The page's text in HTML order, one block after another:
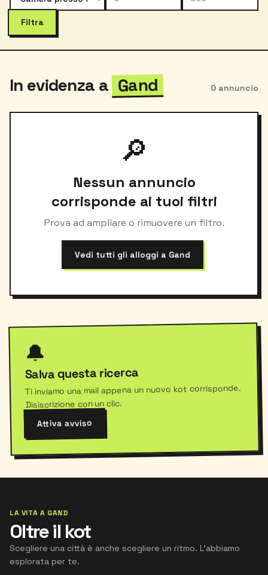
Filtra
In evidenza a Gand 0 annuncio
🔎
Nessun annuncio
corrisponde ai tuoi filtri
Prova ad ampliare o rimuovere un filtro.
Vedi tutti gli alloggi a Gand
🔔
Salva questa ricerca
Ti inviamo una mail appena un nuovo kot corrisponde.
Disiscrizione con un clic.
Attiva avviso
LA VITA A GAND
Oltre il kot
Scegliere una città è anche scegliere un ritmo. L'abbiamo
esplorata per te.